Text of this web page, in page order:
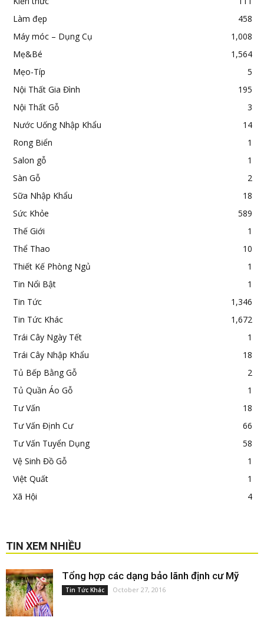
Làm đẹp
458
Máy móc – Dụng Cụ
1,008
Mẹ&Bé
1,564
Mẹo-Típ
5
Nội Thất Gia Đình
195
Nội Thất Gỗ
3
Nước Uống Nhập Khẩu
14
Rong Biển
1
Salon gỗ
1
Sàn Gỗ
2
Sữa Nhập Khẩu
18
Sức Khỏe
589
Thế Giới
1
Thể Thao
10
Thiết Kế Phòng Ngủ
1
Tin Nổi Bật
1
Tin Tức
1,346
Tin Tức Khác
1,672
Trái Cây Ngày Tết
1
Trái Cây Nhập Khẩu
18
Tủ Bếp Bằng Gỗ
2
Tủ Quần Áo Gỗ
1
Tư Vấn
18
Tư Vấn Định Cư
66
Tư Vấn Tuyển Dụng
58
Vệ Sinh Đồ Gỗ
1
Việt Quất
1
Xã Hội
4
TIN XEM NHIỀU
Tổng hợp các dạng bảo lãnh định cư Mỹ
Tin Tức Khác October 27, 2016